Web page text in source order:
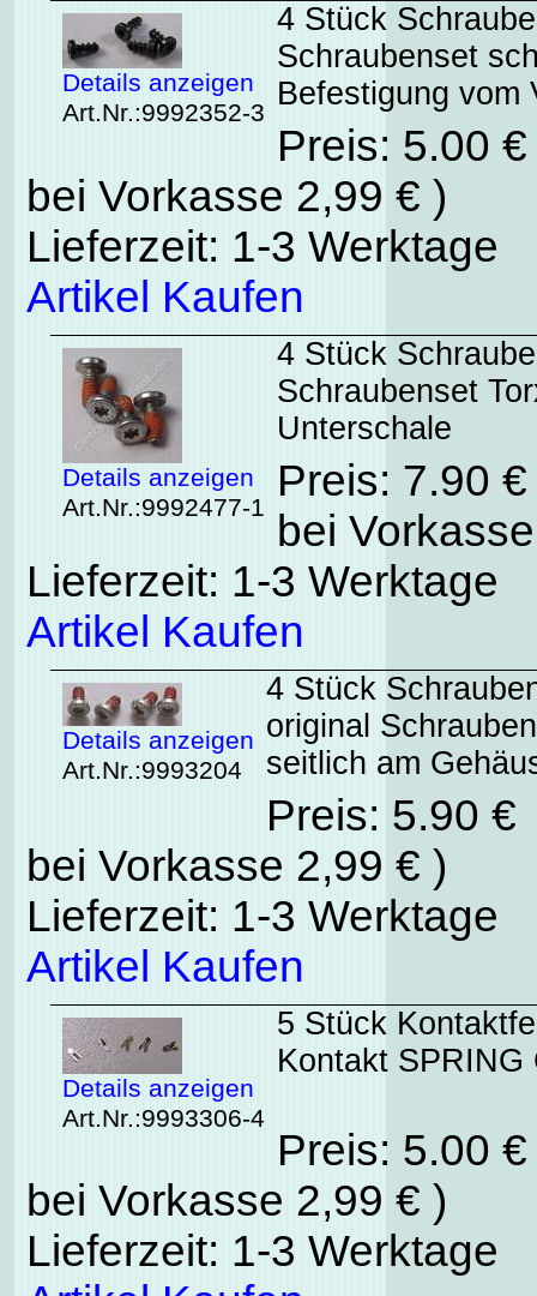
Details anzeigen
Art.Nr.:9992352-3
4 Stück
Schraubenset
Befestigung vom
Preis: 5.00
bei Vorkasse 2,99 € )
Lieferzeit: 1-3 Werktage
Artikel Kaufen
Details anzeigen
Art.Nr.:9992477-1
4 Stück
Schraubenset
Unterschale
Preis: 7.90
bei
Lieferzeit: 1-3 Werktage
Artikel Kaufen
Details anzeigen
Art.Nr.:9993204
4 Stück
original
seitlich am
Preis: 5.90
bei Vorkasse 2,99 € )
Lieferzeit: 1-3 Werktage
Artikel Kaufen
Details anzeigen
Art.Nr.:9993306-4
5 Stück
Kontakt SPRING
Preis: 5.00
bei Vorkasse 2,99 € )
Lieferzeit: 1-3 Werktage